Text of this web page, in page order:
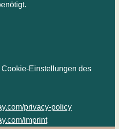
Einstellungen des
privacy-policy
imprint